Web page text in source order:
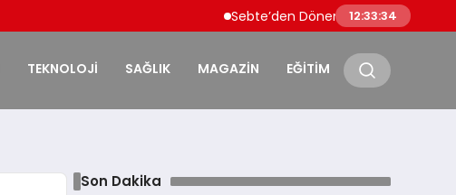
Sebte’den Dönen Faslı Göçmenlere Sınırda
12:33:36
TEKNOLOJİ SAĞLIK MAGAZİN EĞİTİM
Son Dakika